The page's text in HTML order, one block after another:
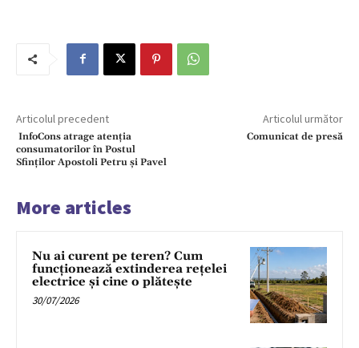
Articolul precedent
InfoCons atrage atenția
consumatorilor în Postul
Sfinților Apostoli Petru și Pavel
Articolul următor
Comunicat de presă
More articles
Nu ai curent pe teren? Cum
funcționează extinderea rețelei
electrice și cine o plătește
30/07/2026